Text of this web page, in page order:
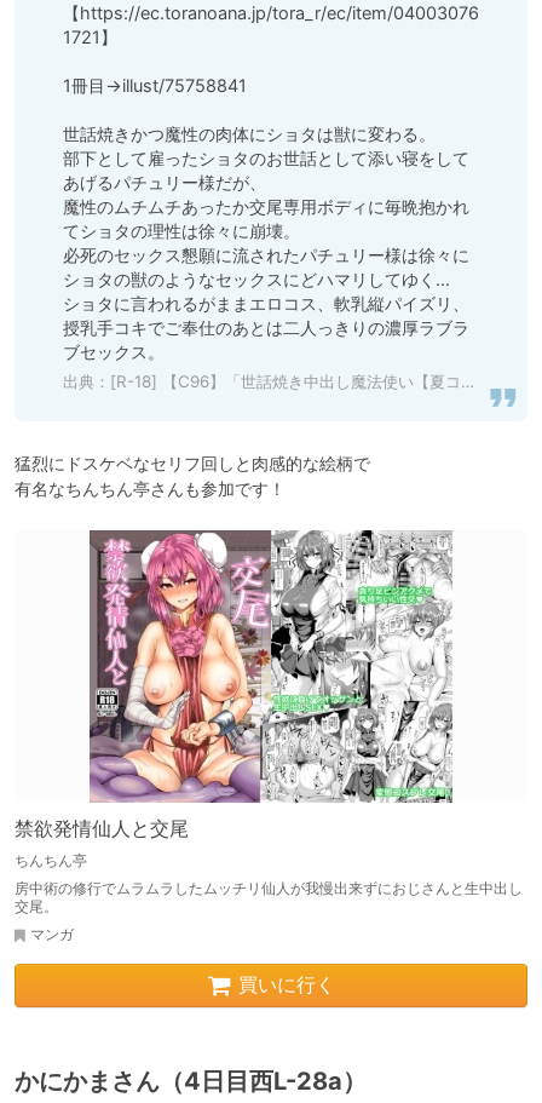
【https://ec.toranoana.jp/tora_r/ec/item/04003076
1721】
1冊目→illust/75758841
世話焼きかつ魔性の肉体にショタは獣に変わる。
部下として雇ったショタのお世話として添い寝をして
あげるパチュリー様だが、
魔性のムチムチあったか交尾専用ボディに毎晩抱かれ
てショタの理性は徐々に崩壊。
必死のセックス懇願に流されたパチュリー様は徐々に
ショタの獣のようなセックスにどハマリしてゆく…
ショタに言われるがままエロコス、軟乳縦パイズリ、
授乳手コキでご奉仕のあとは二人っきりの濃厚ラブラ
ブセックス。
出典： [R-18] 【C96】「世話焼き中出し魔法使い【夏コミ新刊サンプル】」/「chin@4日目南4ナ27a」のイラスト [pixiv]
猛烈にドスケベなセリフ回しと肉感的な絵柄で
有名なちんちん亭さんも参加です！
禁欲発情仙人と交尾
ちんちん亭
房中術の修行でムラムラしたムッチリ仙人が我慢出来ずにおじさんと生中出し
交尾。
マンガ
買いに行く
かにかまさん（4日目西L-28a）